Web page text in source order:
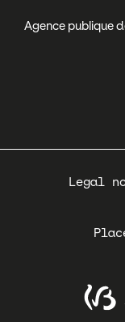
Agence publique
Pied
Legal